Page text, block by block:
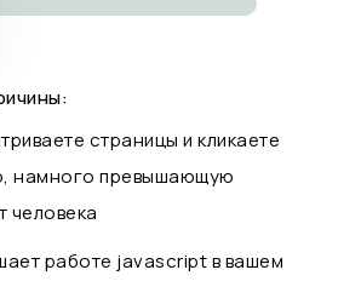
страницы и кликаете
намного превышающую
работе javascript в вашем